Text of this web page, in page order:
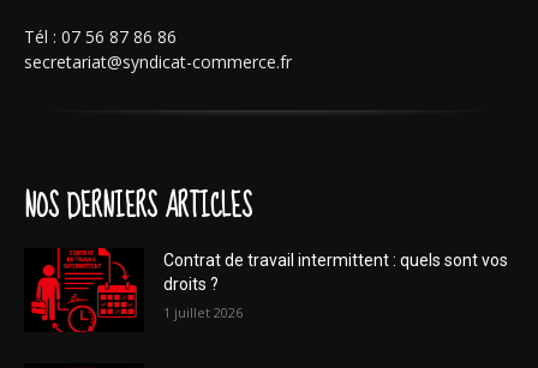
Tél : 07 56 87 86 86
secretariat@syndicat-commerce.fr
NOS DERNIERS ARTICLES
Contrat de travail intermittent : quels sont vos
droits ?
1 juillet 2026